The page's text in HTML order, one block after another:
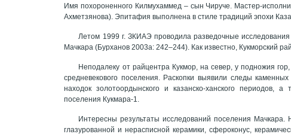
Имя похороненного Килмухаммед – сын Чируче. Мастер-
Ахметзянова). Эпитафия выполнена в стиле традиций эпохи
Летом 1999 г. ЗКИАЭ проводила разведочные
Мачкара (Бурханов 2003а: 242–244). Как известно, Кукморский
Неподалеку от райцентра Кукмор, на север, у подножия
средневекового поселения. Раскопки выявили следы
находок золотоордынского и казанско-ханского периодов,
поселения Кукмара-1.
Интересны результаты исследований поселения
глазурованной и нерасписной керамики, сфероконус,